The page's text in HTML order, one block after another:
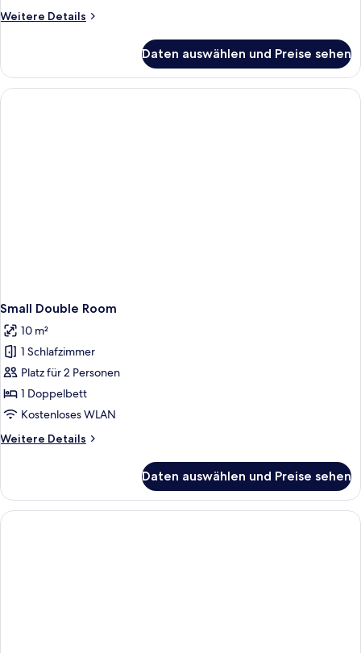
Weitere Details
Weitere
Room
Acropolis
View
Daten auswählen und Preise sehen
Small Double Room
10 m²
1 Schlafzimmer
Platz für 2 Personen
1 Doppelbett
Kostenloses WLAN
Weitere Details
Weitere
Double
Room
Daten auswählen und Preise sehen